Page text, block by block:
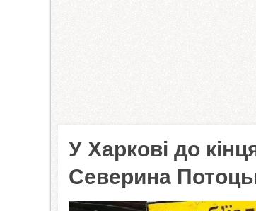
У Харкові до
Северина